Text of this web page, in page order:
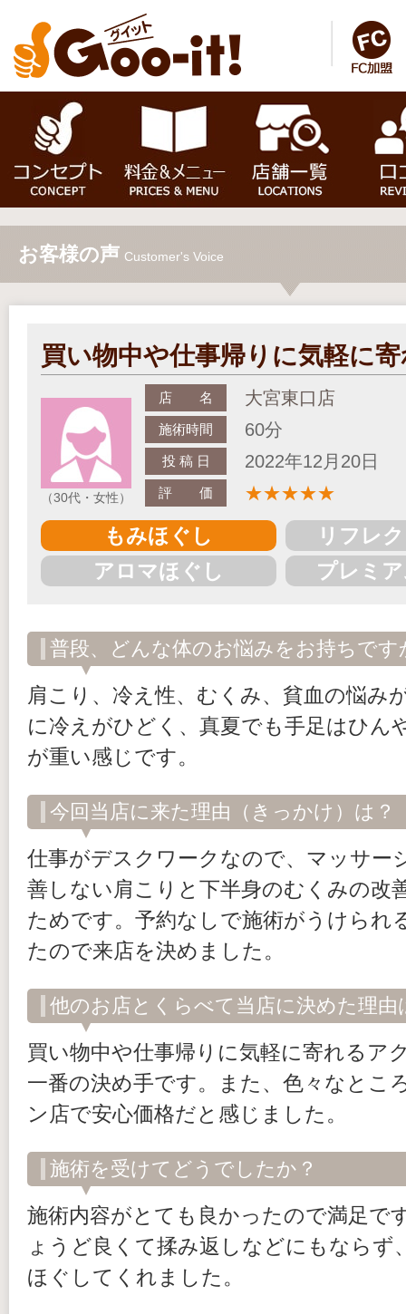
お客様の声 Customer's Voice
買い物中や仕事帰りに気軽に
（30代・女性）
店 名 大宮東口店
施術時間 60分
投 稿 日 2022年12月20日
評 価 ★★★★★
もみほぐし
リフレ
アロマほぐし
プレミ
普段、どんな体のお悩みをお持ちです
肩こり、冷え性、むくみ、貧血の悩み
に冷えがひどく、真夏でも手足はひん
が重い感じです。
今回当店に来た理由（きっかけ）は？
仕事がデスクワークなので、マッサー
善しない肩こりと下半身のむくみの改
ためです。予約なしで施術がうけられ
たので来店を決めました。
他のお店とくらべて当店に決めた理由
買い物中や仕事帰りに気軽に寄れるア
一番の決め手です。また、色々なとこ
ン店で安心価格だと感じました。
施術を受けてどうでしたか？
施術内容がとても良かったので満足で
ょうど良くて揉み返しなどにもならず
ほぐしてくれました。